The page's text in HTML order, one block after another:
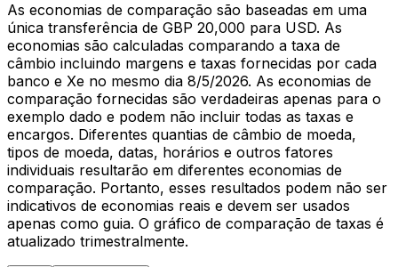
As economias de comparação são baseadas em uma
única transferência de GBP 20,000 para USD. As
economias são calculadas comparando a taxa de
câmbio incluindo margens e taxas fornecidas por cada
banco e Xe no mesmo dia 8/5/2026. As economias de
comparação fornecidas são verdadeiras apenas para o
exemplo dado e podem não incluir todas as taxas e
encargos. Diferentes quantias de câmbio de moeda,
tipos de moeda, datas, horários e outros fatores
individuais resultarão em diferentes economias de
comparação. Portanto, esses resultados podem não ser
indicativos de economias reais e devem ser usados
apenas como guia. O gráfico de comparação de taxas é
atualizado trimestralmente.